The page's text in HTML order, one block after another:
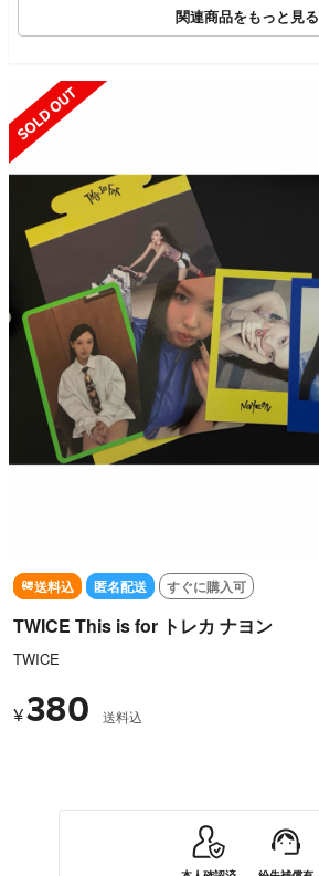
関連商品をもっと見る
送料込 匿名配送 すぐに購入可
TWICE This is for トレカ ナヨン
TWICE
¥380 送料込